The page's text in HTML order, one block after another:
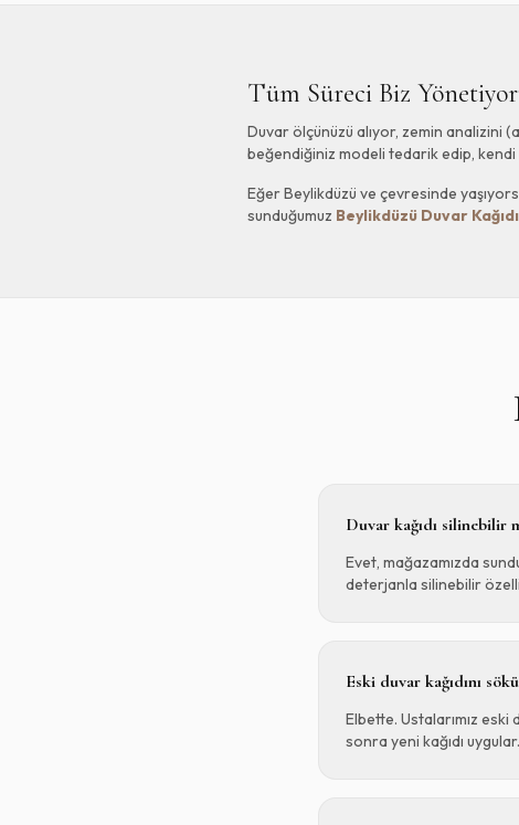
Tüm Süreci Biz
Duvar ölçünüzü alıyor, zemin analizini
beğendiğiniz modeli tedarik edip, kendi
Eğer Beylikdüzü ve çevresinde
sunduğumuz Beylikdüzü Duvar Kağıdı
Duvar kağıdı silinebilir
Evet, mağazamızda
deterjanla silinebilir
Eski duvar kağıdını
Elbette. Ustalarımız
sonra yeni kağıdı uygular.